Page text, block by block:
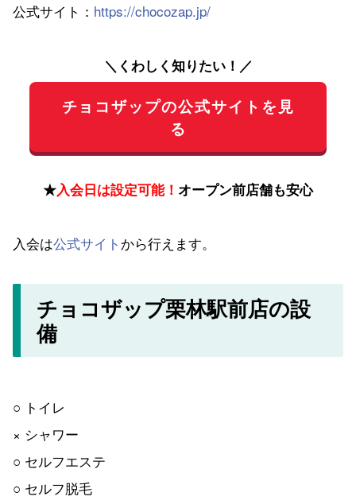
公式サイト： https://chocozap.jp/
＼くわしく知りたい！／
チョコザップの公式サイトを見
る
★入会日は設定可能！ オープン前店舗も安心
入会は公式サイト から行えます。
チョコザップ栗林駅前店の設
備
○ トイレ
× シャワー
○ セルフエステ
○ セルフ脱毛